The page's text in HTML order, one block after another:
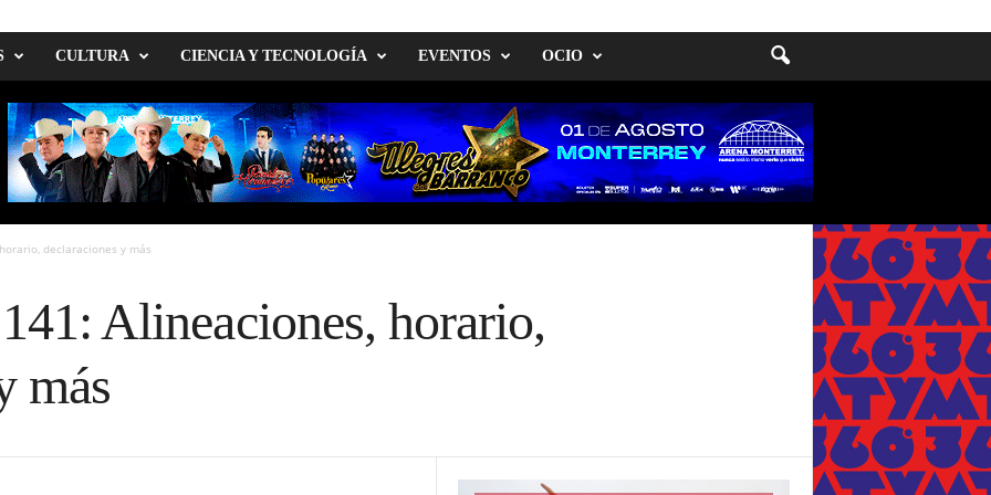
CULTURA CIENCIA Y TECNOLOGÍA EVENTOS OCIO
declaraciones y más
Alineaciones, horario,
más